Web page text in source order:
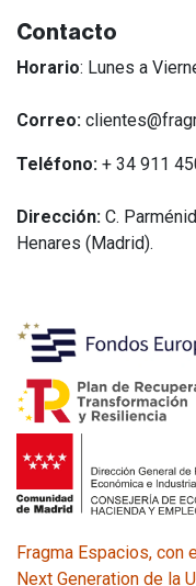
Contacto
Horario: Lunes a
Correo:
Teléfono: + 34 911
Dirección: C.
Henares (Madrid).
Fragma Espacios, con
Next Generation de la